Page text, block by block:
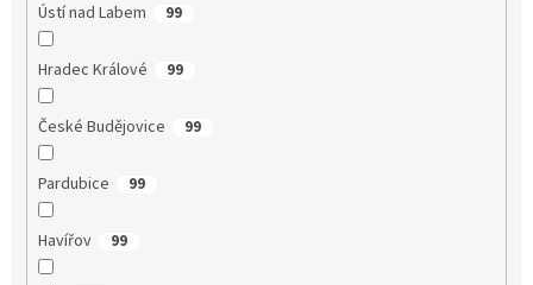
Ústí nad Labem 99
Hradec Králové 99
České Budějovice 99
Pardubice 99
Havířov 99